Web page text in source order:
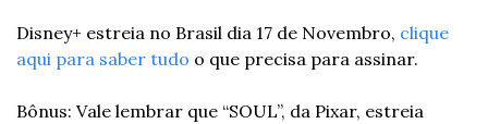
Disney+ estreia no Brasil dia 17 de Novembro, clique
aqui para saber tudo o que precisa para assinar.
Bônus: Vale lembrar que “SOUL”, da Pixar, estreia